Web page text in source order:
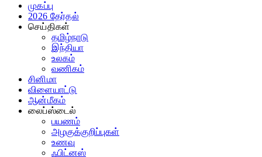
முகப்பு
2026 தேர்தல்
செய்திகள்
தமிழ்நாடு
இந்தியா
உலகம்
வணிகம்
சினிமா
விளையாட்டு
ஆன்மீகம்
லைப்ஸ்டைல்
பயணம்
அழகுக்குறிப்புகள்
உணவு
ஃபிட்னஸ்